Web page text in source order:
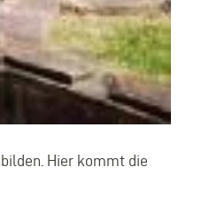
Hier kommt die